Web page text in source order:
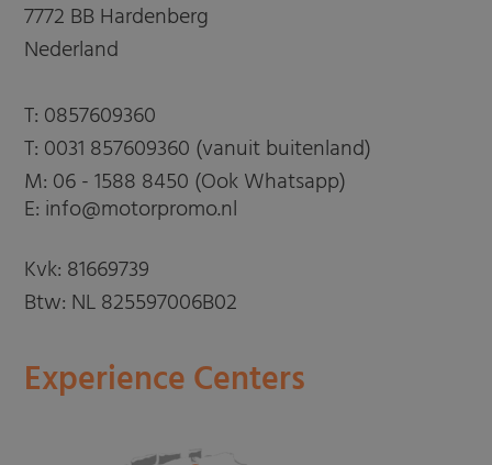
7772 BB Hardenberg
Nederland
T: 0857609360
T: 0031 857609360 (vanuit buitenland)
M: 06 - 1588 8450 (Ook Whatsapp)
E: info@motorpromo.nl
Kvk: 81669739
Btw: NL 825597006B02
Experience Centers